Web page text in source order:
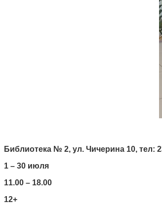
Библиотека № 2, ул. Чичерина 10, тел:
1 – 30 июля
11.00 – 18.00
12+